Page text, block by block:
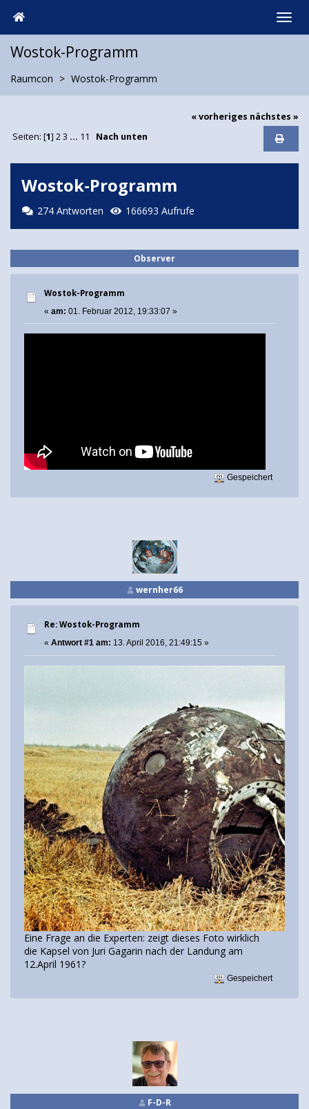
Wostok-Programm
Raumcon Wostok-Programm
« vorheriges nächstes »
Seiten: [1] 2 3 ... 11 Nach unten
Wostok-Programm
274 Antworten 166693 Aufrufe
Observer
Wostok-Programm
« am: 01. Februar 2012, 19:33:07 »
Gespeichert
wernher66
Re: Wostok-Programm
« Antwort #1 am: 13. April 2016, 21:49:15 »
Eine Frage an die Experten: zeigt dieses Foto wirklich
die Kapsel von Juri Gagarin nach der Landung am
12.April 1961?
Gespeichert
F-D-R